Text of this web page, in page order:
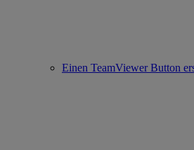
Einen TeamViewer Button